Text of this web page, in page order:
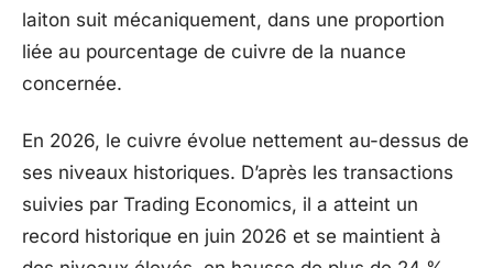
laiton suit mécaniquement, dans une proportion
liée au pourcentage de cuivre de la nuance
concernée.
En 2026, le cuivre évolue nettement au-dessus de
ses niveaux historiques. D’après les transactions
suivies par Trading Economics, il a atteint un
record historique en juin 2026 et se maintient à